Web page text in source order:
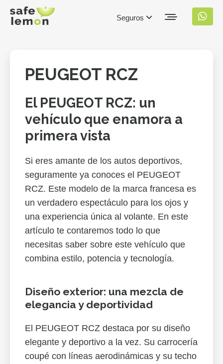
Seguros
PEUGEOT RCZ
El PEUGEOT RCZ: un
vehículo que enamora a
primera vista
Si eres amante de los autos deportivos,
seguramente ya conoces el PEUGEOT
RCZ. Este modelo de la marca francesa es
un verdadero espectáculo para los ojos y
una experiencia única al volante. En este
artículo te contaremos todo lo que
necesitas saber sobre este vehículo que
combina estilo, potencia y tecnología.
Diseño exterior: una mezcla de
elegancia y deportividad
El PEUGEOT RCZ destaca por su diseño
elegante y deportivo a la vez. Su carrocería
coupé con líneas aerodinámicas y su techo